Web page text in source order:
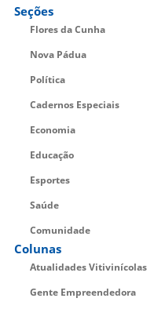
Seções
Flores da Cunha
Nova Pádua
Política
Cadernos Especiais
Economia
Educação
Esportes
Saúde
Comunidade
Colunas
Atualidades Vitivinícolas
Gente Empreendedora